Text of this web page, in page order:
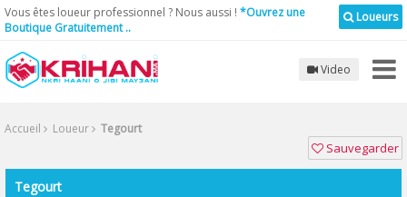
Loueurs
Vous êtes loueur professionnel ? Nous aussi ! *Ouvrez une
Boutique Gratuitement ..
Video
Accueil Loueur Tegourt
Sauvegarder
Tegourt